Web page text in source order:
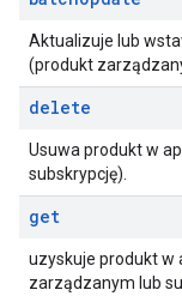
Aktualizuje lub
(produkt
delete
Usuwa produkt w
subskrypcję).
get
uzyskuje produkt w
zarządzanym lub